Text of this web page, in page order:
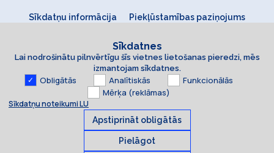
Sīkdatņu informācija Piekļūstamības paziņojums
Sīkdatnes
Lai nodrošinātu pilnvērtīgu šīs vietnes lietošanas pieredzi, mēs
izmantojam sīkdatnes.
Obligātās Analītiskās
Funkcionālās
Mērķa (reklāmas)
Sīkdatņu noteikumi LU
Apstiprināt obligātās
Pielāgot